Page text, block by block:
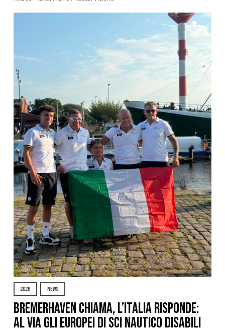
2026 NEWS
Bremerhaven chiama, l’Italia risponde:
al via gli Europei di Sci Nautico Disabili